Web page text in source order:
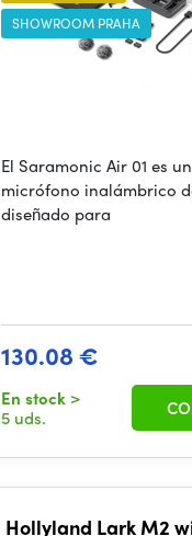
SHOWROOM PRAHA
El Saramonic Air 01 es
micrófono inalámbrico
diseñado para
130.08 €
En stock >
5 uds.
Hollyland Lark M2